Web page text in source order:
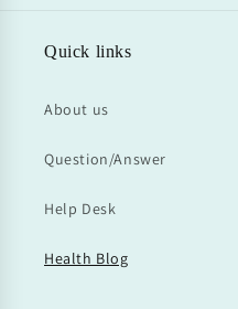
Quick links
About us
Question/Answer
Help Desk
Health Blog